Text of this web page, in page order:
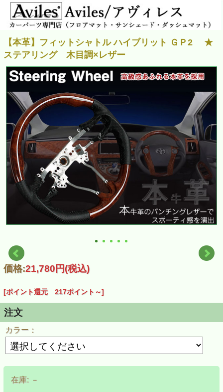
【本革】フィットシャトル ハイブリット ＧＰ2 ★
ステアリング 木目調×レザー
価格:21,780円(税込)
[ポイント還元 217ポイント～]
注文
カラー：
在庫: －